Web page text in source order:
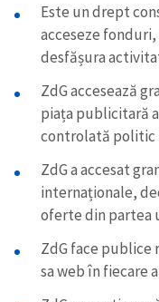
Este un drept
acceseze
desfășura
ZdG accesează
piața publicitară
controlată politic
ZdG a accesat
internaționale,
oferte din partea
ZdG face publice
sa web în fiecare